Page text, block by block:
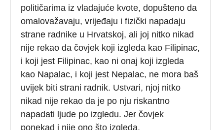
političarima iz vladajuće kvote, dopušteno da
omalovažavaju, vrijeđaju i fizički napadaju
strane radnike u Hrvatskoj, ali joj nitko nikad
nije rekao da čovjek koji izgleda kao Filipinac,
i koji jest Filipinac, kao ni onaj koji izgleda
kao Napalac, i koji jest Nepalac, ne mora baš
uvijek biti strani radnik. Ustvari, njoj nitko
nikad nije rekao da je po nju riskantno
napadati ljude po izgledu. Jer čovjek
ponekad i nije ono što izgleda.